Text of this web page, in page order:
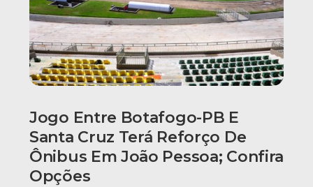
Jogo Entre Botafogo-PB E
Santa Cruz Terá Reforço De
Ônibus Em João Pessoa; Confira
Opções